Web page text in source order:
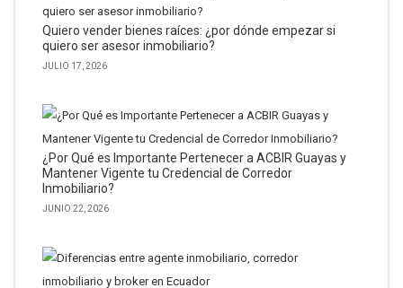
Quiero vender bienes raíces: ¿por dónde empezar si
quiero ser asesor inmobiliario?
JULIO 17, 2026
¿Por Qué es Importante Pertenecer a ACBIR Guayas y
Mantener Vigente tu Credencial de Corredor
Inmobiliario?
JUNIO 22, 2026